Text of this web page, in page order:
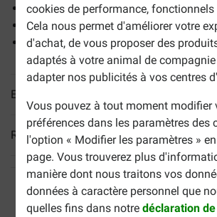
cookies de performance,
Cela nous permet d'améliorer votre
d'achat, de vous proposer des
adaptés à votre animal de
adapter nos publicités à vos centres
Vous pouvez à tout moment modifier
préférences dans les paramètres des
l'option « Modifier les paramètres »
page. Vous trouverez plus
manière dont nous traitons vos
données à caractère personnel que
quelles fins dans notredéclaration de
Apporte un supplément d'énergie
Favorise la santé de la peau et du
Soutien supplémentaire aux
En savoir plus
Reviews